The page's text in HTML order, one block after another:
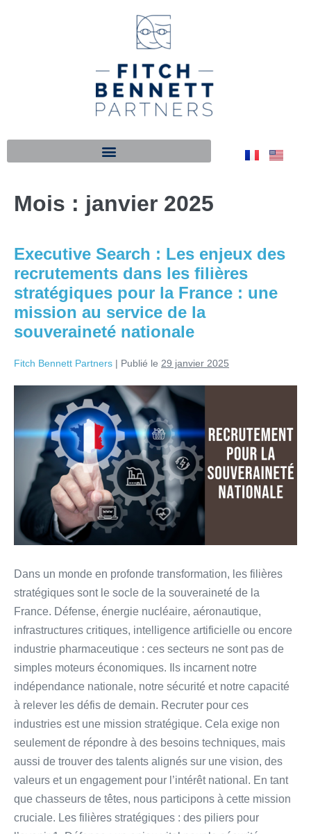
Mois : janvier 2025
Executive Search : Les enjeux des
recrutements dans les filières
stratégiques pour la France : une
mission au service de la
souveraineté nationale
Fitch Bennett Partners | Publié le 29 janvier 2025
Dans un monde en profonde transformation, les filières
stratégiques sont le socle de la souveraineté de la
France. Défense, énergie nucléaire, aéronautique,
infrastructures critiques, intelligence artificielle ou encore
industrie pharmaceutique : ces secteurs ne sont pas de
simples moteurs économiques. Ils incarnent notre
indépendance nationale, notre sécurité et notre capacité
à relever les défis de demain. Recruter pour ces
industries est une mission stratégique. Cela exige non
seulement de répondre à des besoins techniques, mais
aussi de trouver des talents alignés sur une vision, des
valeurs et un engagement pour l’intérêt national. En tant
que chasseurs de têtes, nous participons à cette mission
cruciale. Les filières stratégiques : des piliers pour